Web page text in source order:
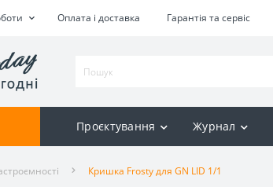
Оплата і доставка Гарантія та сервіс
Проєктування Журнал
Кришка Frosty для GN LID 1/1